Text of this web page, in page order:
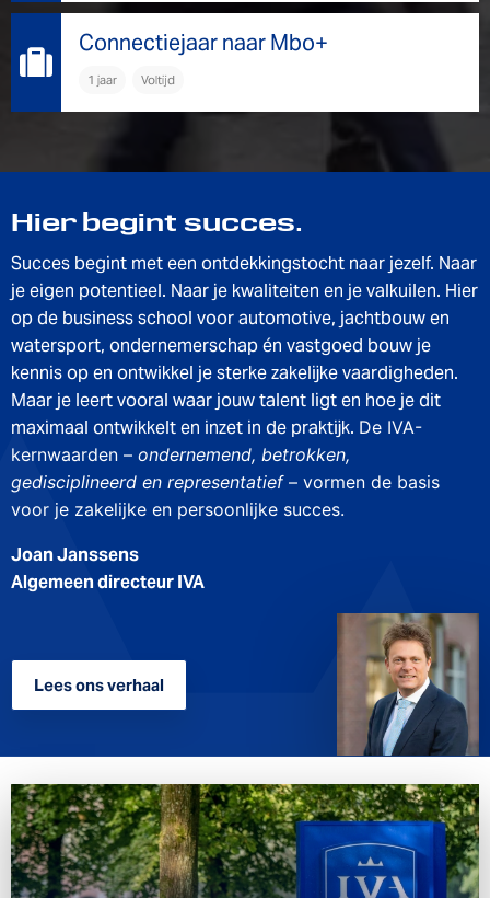
Connectiejaar
naar
Connectiejaar naar Mbo+
1 jaar Voltijd
Hier begint succes.
Succes begint met een ontdekkingstocht naar jezelf. Naar
je eigen potentieel. Naar je kwaliteiten en je valkuilen. Hier
op de business school voor automotive, jachtbouw en
watersport, ondernemerschap én vastgoed bouw je
kennis op en ontwikkel je sterke zakelijke vaardigheden.
Maar je leert vooral waar jouw talent ligt en hoe je dit
maximaal ontwikkelt en inzet in de praktijk. De IVA-
kernwaarden – ondernemend, betrokken,
gedisciplineerd en representatief– vormen de basis
voor je zakelijke en persoonlijke succes.
Joan Janssens
Algemeen directeur IVA
Lees ons verhaal